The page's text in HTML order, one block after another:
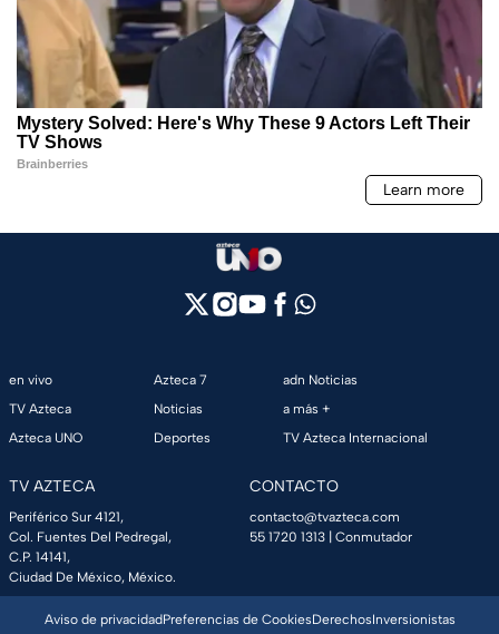
en vivo
TV Azteca
Azteca UNO
Azteca 7
Noticias
Deportes
adn Noticias
a más +
TV Azteca Internacional
TV AZTECA
Periférico Sur 4121,
Col. Fuentes Del Pedregal,
C.P. 14141,
Ciudad De México, México.
CONTACTO
contacto@tvazteca.com
55 1720 1313 | Conmutador
Aviso de privacidadPreferencias de CookiesDerechosInversionistas